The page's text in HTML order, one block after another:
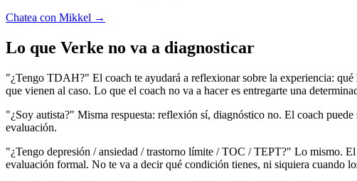
Chatea con Mikkel →
Lo que Verke no va a diagnosticar
"¿Tengo TDAH?" El coach te ayudará a reflexionar sobre la experiencia: qué
que vienen al caso. Lo que el coach no va a hacer es entregarte una
"¿Soy autista?" Misma respuesta: reflexión sí, diagnóstico no. El coach
evaluación.
"¿Tengo depresión / ansiedad / trastorno límite / TOC / TEPT?" Lo mismo.
evaluación formal. No te va a decir qué condición tienes, ni siquiera cuando